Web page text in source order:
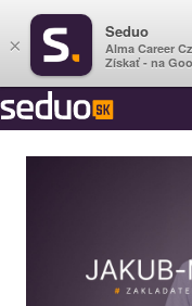
×
Seduo
Alma Career
Získať - na